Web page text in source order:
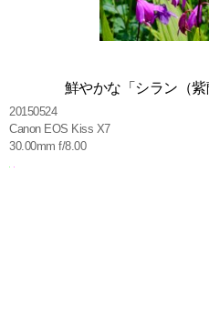
鮮やかな「シラン（
20150524
Canon EOS Kiss X7
30.00mm f/8.00